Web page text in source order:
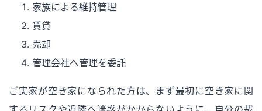
家族による維持管理
賃貸
売却
管理会社へ管理を委託
ご実家が空き家になられた方は、まず最初に空き家に関